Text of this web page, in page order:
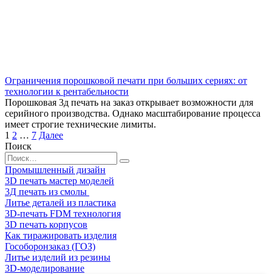
Ограничения порошковой печати при больших сериях: от
технологии к рентабельности
Порошковая 3д печать на заказ открывает возможности для
серийного производства. Однако масштабирование процесса
имеет строгие технические лимиты.
Пагинация
записей
1 2 … 7 Далее
Поиск
Search
for:
Промышленный дизайн
3D печать мастер моделей
3Д печать из смолы
Литье деталей из пластика
3D-печать FDM технология
3D печать корпусов
Как тиражировать изделия
Гособоронзаказ (ГОЗ)
Литье изделий из резины
3D-моделирование